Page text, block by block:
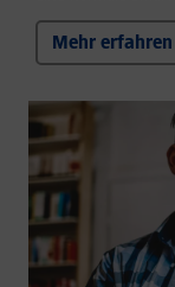
Mehr erfahren